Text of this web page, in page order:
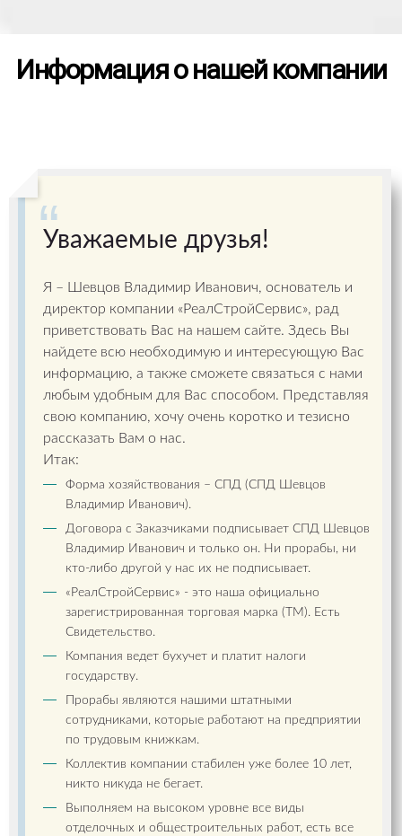
Информация о нашей компании
Уважаемые друзья!
Я – Шевцов Владимир Иванович, основатель и
директор компании «РеалСтройСервис», рад
приветствовать Вас на нашем сайте. Здесь Вы
найдете всю необходимую и интересующую Вас
информацию, а также сможете связаться с нами
любым удобным для Вас способом. Представляя
свою компанию, хочу очень коротко и тезисно
рассказать Вам о нас.
Итак:
Форма хозяйствования – СПД (СПД Шевцов
Владимир Иванович).
Договора с Заказчиками подписывает СПД Шевцов
Владимир Иванович и только он. Ни прорабы, ни
кто-либо другой у нас их не подписывает.
«РеалСтройСервис» - это наша официально
зарегистрированная торговая марка (ТМ). Есть
Свидетельство.
Компания ведет бухучет и платит налоги
государству.
Прорабы являются нашими штатными
сотрудниками, которые работают на предприятии
по трудовым книжкам.
Коллектив компании стабилен уже более 10 лет,
никто никуда не бегает.
Выполняем на высоком уровне все виды
отделочных и общестроительных работ, есть все